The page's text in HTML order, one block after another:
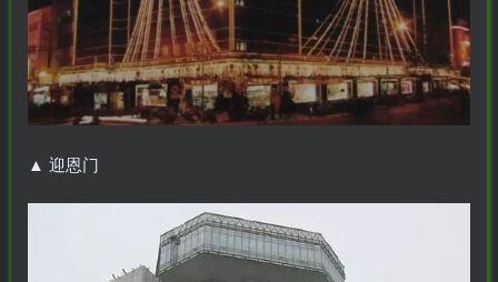
▲ 迎恩门